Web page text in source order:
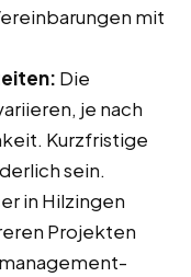
mit
Die
je nach
Kurzfristige
sein.
in Hilzingen
Projekten